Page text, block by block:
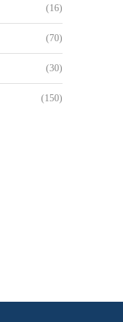
(16)
(70)
(30)
(150)